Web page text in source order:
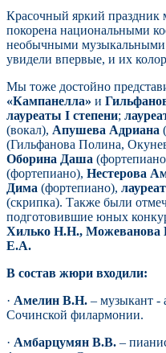
Красочный яркий праздник
покорена национальными
необычными
увидели впервые, и их
Мы тоже достойно
«Кампанелла» и
лауреаты I степени;
(вокал), Апушева Адриана
(Гильфанова Полина,
Оборина Даша
(фортепиано), Нестерова
Дима (фортепиано),
(скрипка). Также были
подготовившие юных
Хилько Н.Н., Можеванова
Е.А.
В состав жюри входили:
· Амелин В.Н. – музыкант -
Сочинской филармонии.
· Амбарцумян В.В. –